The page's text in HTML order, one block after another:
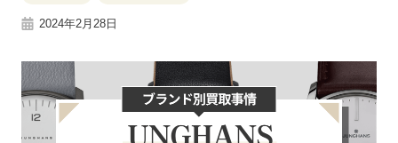
2024年2月28日